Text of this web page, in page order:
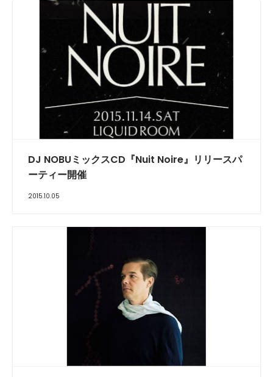
DJ NOBUミックスCD『Nuit Noire』リリースパ
ーティー開催
2015.10.05